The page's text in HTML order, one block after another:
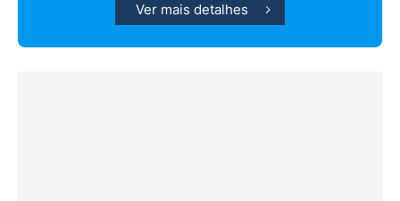
Ver mais detalhes